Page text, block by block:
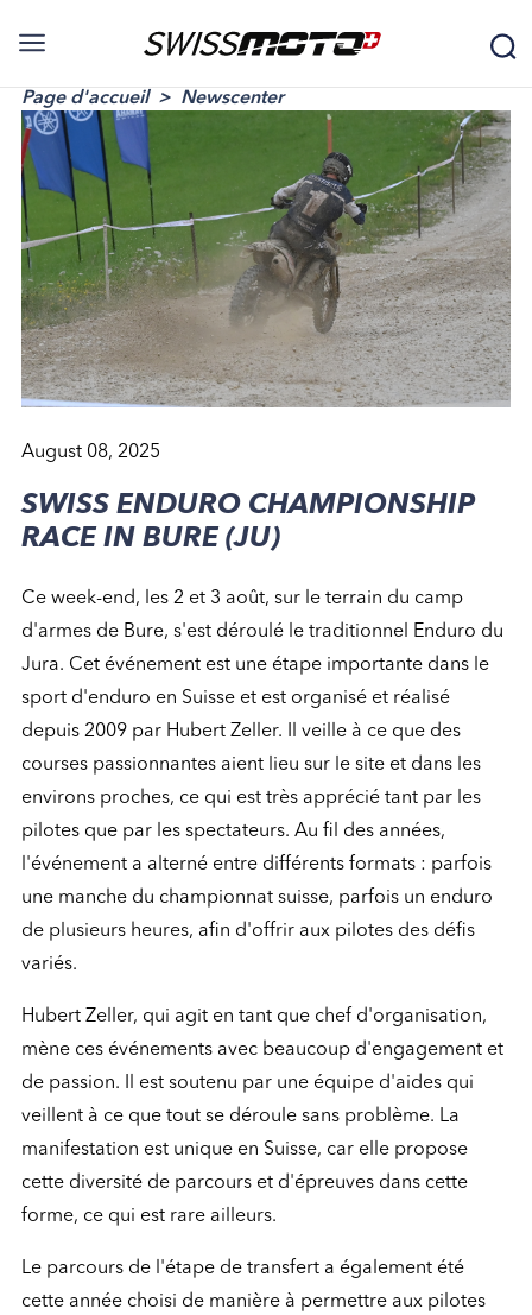
Page d'accueil Newscenter
August 08, 2025
SWISS ENDURO CHAMPIONSHIP
RACE IN BURE (JU)
Ce week-end, les 2 et 3 août, sur le terrain du camp
d'armes de Bure, s'est déroulé le traditionnel Enduro du
Jura. Cet événement est une étape importante dans le
sport d'enduro en Suisse et est organisé et réalisé
depuis 2009 par Hubert Zeller. Il veille à ce que des
courses passionnantes aient lieu sur le site et dans les
environs proches, ce qui est très apprécié tant par les
pilotes que par les spectateurs. Au fil des années,
l'événement a alterné entre différents formats : parfois
une manche du championnat suisse, parfois un enduro
de plusieurs heures, afin d'offrir aux pilotes des défis
variés.
Hubert Zeller, qui agit en tant que chef d'organisation,
mène ces événements avec beaucoup d'engagement et
de passion. Il est soutenu par une équipe d'aides qui
veillent à ce que tout se déroule sans problème. La
manifestation est unique en Suisse, car elle propose
cette diversité de parcours et d'épreuves dans cette
forme, ce qui est rare ailleurs.
Le parcours de l'étape de transfert a également été
cette année choisi de manière à permettre aux pilotes